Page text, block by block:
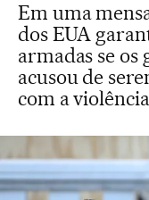
Em uma
dos EUA
armadas se os
acusou de
com a violência